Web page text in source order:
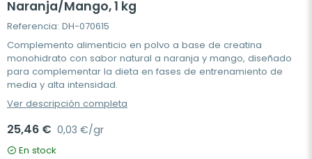
Naranja/Mango, 1 kg
Referencia: DH-070615
Complemento alimenticio en polvo a base de creatina
monohidrato con sabor natural a naranja y mango, diseñado
para complementar la dieta en fases de entrenamiento de
media y alta intensidad.
Ver descripción completa
25,46 € 0,03 €/gr
En stock